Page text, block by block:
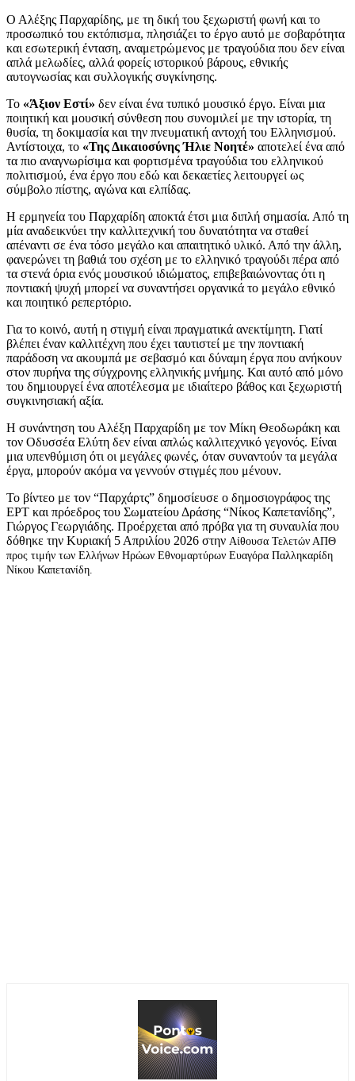
Ο Αλέξης Παρχαρίδης, με τη δική του ξεχωριστή φωνή και το
προσωπικό του εκτόπισμα, πλησιάζει το έργο αυτό με σοβαρότητα
και εσωτερική ένταση, αναμετρώμενος με τραγούδια που δεν είναι
απλά μελωδίες, αλλά φορείς ιστορικού βάρους, εθνικής
αυτογνωσίας και συλλογικής συγκίνησης.
Το «Άξιον Εστί» δεν είναι ένα τυπικό μουσικό έργο. Είναι μια
ποιητική και μουσική σύνθεση που συνομιλεί με την ιστορία, τη
θυσία, τη δοκιμασία και την πνευματική αντοχή του Ελληνισμού.
Αντίστοιχα, το «Της Δικαιοσύνης Ήλιε Νοητέ» αποτελεί ένα από
τα πιο αναγνωρίσιμα και φορτισμένα τραγούδια του ελληνικού
πολιτισμού, ένα έργο που εδώ και δεκαετίες λειτουργεί ως
σύμβολο πίστης, αγώνα και ελπίδας.
Η ερμηνεία του Παρχαρίδη αποκτά έτσι μια διπλή σημασία. Από τη
μία αναδεικνύει την καλλιτεχνική του δυνατότητα να σταθεί
απέναντι σε ένα τόσο μεγάλο και απαιτητικό υλικό. Από την άλλη,
φανερώνει τη βαθιά του σχέση με το ελληνικό τραγούδι πέρα από
τα στενά όρια ενός μουσικού ιδιώματος, επιβεβαιώνοντας ότι η
ποντιακή ψυχή μπορεί να συναντήσει οργανικά το μεγάλο εθνικό
και ποιητικό ρεπερτόριο.
Για το κοινό, αυτή η στιγμή είναι πραγματικά ανεκτίμητη. Γιατί
βλέπει έναν καλλιτέχνη που έχει ταυτιστεί με την ποντιακή
παράδοση να ακουμπά με σεβασμό και δύναμη έργα που ανήκουν
στον πυρήνα της σύγχρονης ελληνικής μνήμης. Και αυτό από μόνο
του δημιουργεί ένα αποτέλεσμα με ιδιαίτερο βάθος και ξεχωριστή
συγκινησιακή αξία.
Η συνάντηση του Αλέξη Παρχαρίδη με τον Μίκη Θεοδωράκη και
τον Οδυσσέα Ελύτη δεν είναι απλώς καλλιτεχνικό γεγονός. Είναι
μια υπενθύμιση ότι οι μεγάλες φωνές, όταν συναντούν τα μεγάλα
έργα, μπορούν ακόμα να γεννούν στιγμές που μένουν.
Το βίντεο με τον “Παρχάρτς” δημοσίευσε ο δημοσιογράφος της
ΕΡΤ και πρόεδρος του Σωματείου Δράσης “Νίκος Καπετανίδης”,
Γιώργος Γεωργιάδης. Προέρχεται από πρόβα για τη συναυλία που
δόθηκε την Κυριακή 5 Απριλίου 2026 στην Αίθουσα Τελετών ΑΠΘ
προς τιμήν των Ελλήνων Ηρώων Εθνομαρτύρων Ευαγόρα Παλληκαρίδη
Νίκου Καπετανίδη.